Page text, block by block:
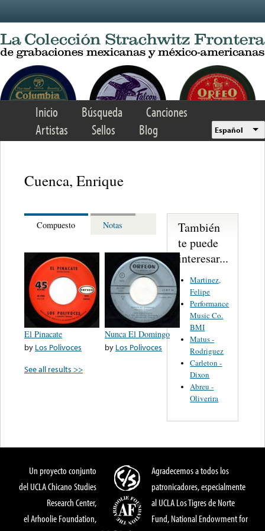
Inicio Búsqueda
Canciones
Artistas
Sellos Blog Español
Cuenca, Enrique
Compuesto Notas
El Pinacate
by Los Polivoces
Nunca El Domingo
by Los Polivoces
See all results >>
También
te puede
interesar...
Martinez,
Felipe
Performance
Music Co.
BMI
Matus -
Rodriguez
Carleton -
Dixon
Abreu -
Oliverira
Un proyecto conjunto
del UCLA Chicano Studies
Research Center,
el Arhoolie Foundation,
Agradecemos a todos los
patronicadores, especialmente
al UCLA Los Tigres de Norte
Fund, National Endowment for